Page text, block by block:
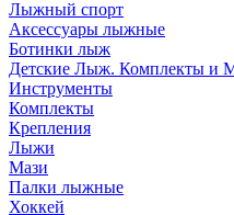
Лыжный спорт
Аксессуары лыжные
Ботинки лыж
Детские Лыж. Комплекты и
Инструменты
Комплекты
Крепления
Лыжи
Мази
Палки лыжные
Хоккей